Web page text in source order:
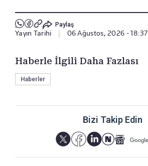
Paylaş
Yayın Tarihi 06 Ağustos, 2026 - 18:37
Haberle İlgili Daha Fazlası
Haberler
Bizi Takip Edin